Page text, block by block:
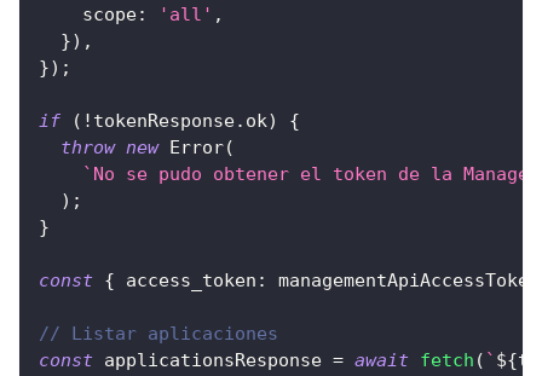
scope: 'all' ,
}) ,
}) ;
if ( ! tokenResponse. ok)
{
throw new Error(
` No se pudo obtener el token de la
) ;
}
const { access_token :
// Listar aplicaciones
const applicationsResponse = await fetch ( ` ${